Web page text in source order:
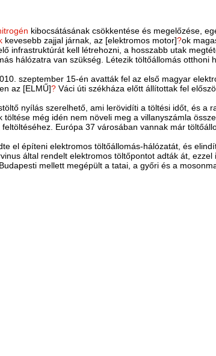
kibocsátásának csökkentése és megelőzése,
kevesebb zajjal járnak, az [elektromos motor]?ok
infrastruktúrát kell létrehozni, a hosszabb utak
hálózatra van szükség. Létezik töltőállomás
szeptember 15-én avatták fel az első magyar
az [ELMŰ]? Váci úti székháza előtt állítottak fel
nyílás szerelhető, ami lerövidíti a töltési időt, és a
töltése még idén nem növeli meg a villanyszámla
Európa 37 városában vannak már
el építeni elektromos töltőállomás-hálózatát, és
által rendelt elektromos töltőpontot adták át,
mellett megépült a tatai, a győri és a